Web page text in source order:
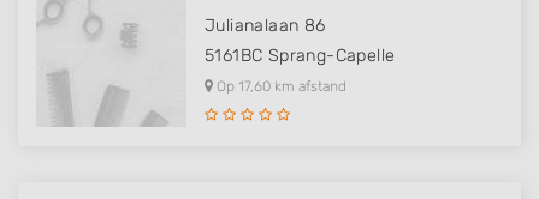
Julianalaan 86
5161BC Sprang-Capelle
Op 17,60 km afstand